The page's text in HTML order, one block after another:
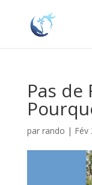
Pas de
par rando | Fév